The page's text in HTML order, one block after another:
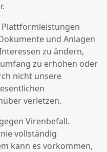
Plattformleistungen
und Anlagen
zu ändern,
zu erhöhen oder
nicht unsere
verletzen.
Virenbefall.
vollständig
kann es vorkommen,